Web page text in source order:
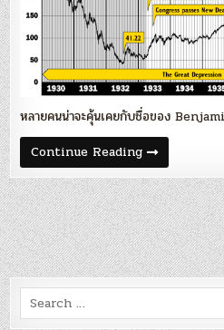
หลายคนน่าจะคุ้นเคยกับชื่อของ
Continue ReadingBlog
85
:
‘บท
เรียน
ของ
Benjamin
Graham
ใน
ตลาด
ขา
ลง
ใหญ่’
Search
for: